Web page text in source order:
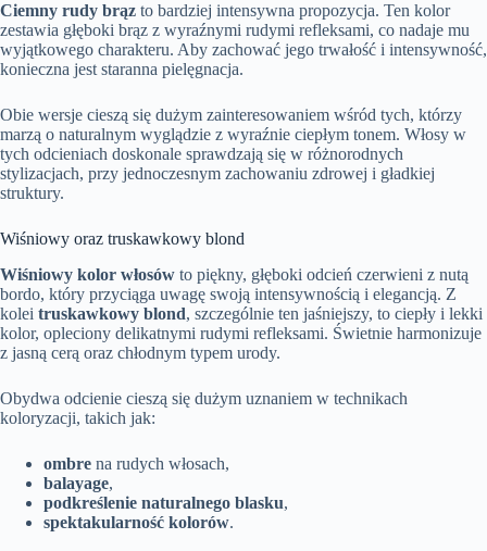
Ciemny rudy brąz to bardziej intensywna propozycja. Ten kolor
zestawia głęboki brąz z wyraźnymi rudymi refleksami, co nadaje mu
wyjątkowego charakteru. Aby zachować jego trwałość i intensywność,
konieczna jest staranna pielęgnacja.
Obie wersje cieszą się dużym zainteresowaniem wśród tych, którzy
marzą o naturalnym wyglądzie z wyraźnie ciepłym tonem. Włosy w
tych odcieniach doskonale sprawdzają się w różnorodnych
stylizacjach, przy jednoczesnym zachowaniu zdrowej i gładkiej
struktury.
Wiśniowy oraz truskawkowy blond
Wiśniowy kolor włosów to piękny, głęboki odcień czerwieni z nutą
bordo, który przyciąga uwagę swoją intensywnością i elegancją. Z
kolei truskawkowy blond, szczególnie ten jaśniejszy, to ciepły i lekki
kolor, opleciony delikatnymi rudymi refleksami. Świetnie harmonizuje
z jasną cerą oraz chłodnym typem urody.
Obydwa odcienie cieszą się dużym uznaniem w technikach
koloryzacji, takich jak:
ombre na rudych włosach,
balayage,
podkreślenie naturalnego blasku,
spektakularność kolorów.